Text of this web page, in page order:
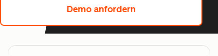
Demo anfordern